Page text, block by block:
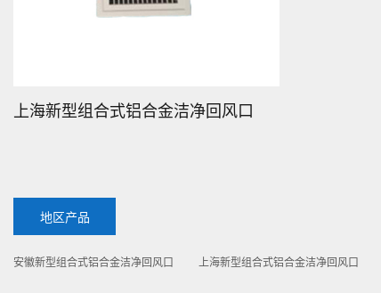
上海新型组合式铝合金洁净回风口
地区产品
安徽新型组合式铝合金洁净回风口 上海新型组合式铝合金洁净回风口